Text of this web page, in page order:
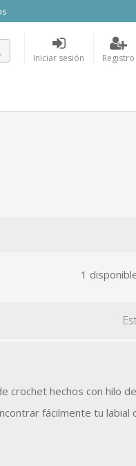
Iniciar sesión Registro
1
crochet hechos con hilo
fácilmente tu labial